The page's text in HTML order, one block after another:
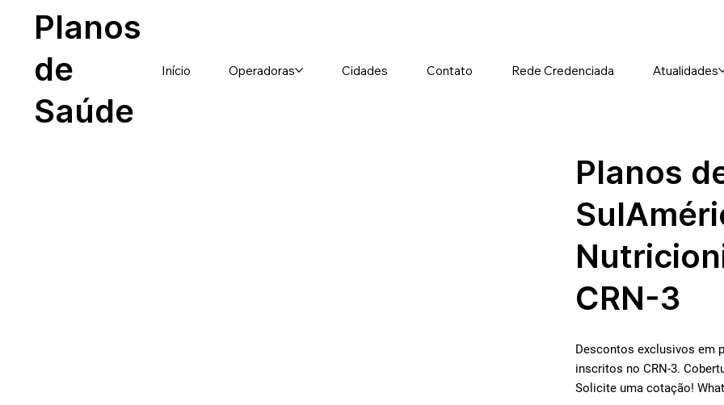
Planos
de
Saúde
Início Operadoras Cidades Contato Rede Credenciada Atualidades
Planos
CRN-3
Descontos exclusivos em
inscritos no CRN-3.
Solicite uma cotação!